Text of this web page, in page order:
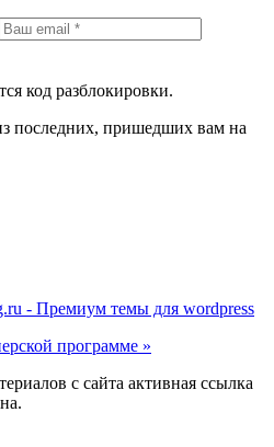
код разблокировки.
последних, пришедших вам на
- Премиум темы для wordpress
программе »
с сайта активная ссылка